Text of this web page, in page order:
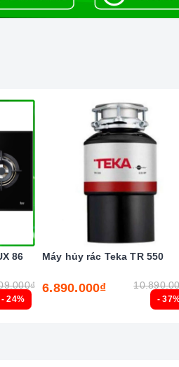
rộn đối với
mọi nơi.
- 24%
86
-
Máy hủy rác Teka TR 550
6.890.000₫